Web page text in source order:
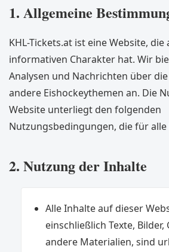
1. Allgemeine
KHL-Tickets.at ist eine Website, die
informativen Charakter hat. Wir
Analysen und Nachrichten über die
andere Eishockeythemen an. Die
Website unterliegt den folgenden
Nutzungsbedingungen, die für alle
2. Nutzung der Inhalte
Alle Inhalte auf dieser
einschließlich Texte,
andere Materialien, sind